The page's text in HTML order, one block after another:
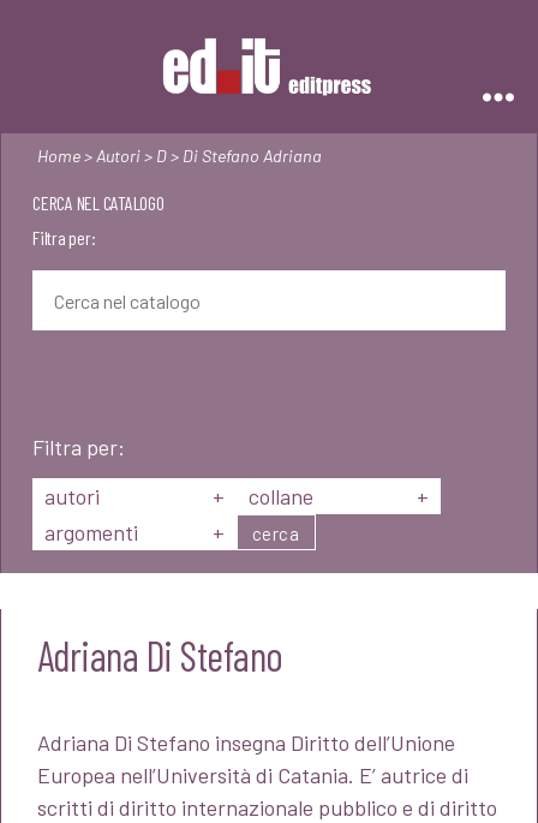
Home> Autori> D> Di Stefano Adriana
CERCA NEL CATALOGO
Filtra per:
Filtra per:
autori
+ collane
+
argomenti
+ cerca
Adriana Di Stefano
Adriana Di Stefano insegna Diritto dell’Unione
Europea nell’Università di Catania. E’ autrice di
scritti di diritto internazionale pubblico e di diritto